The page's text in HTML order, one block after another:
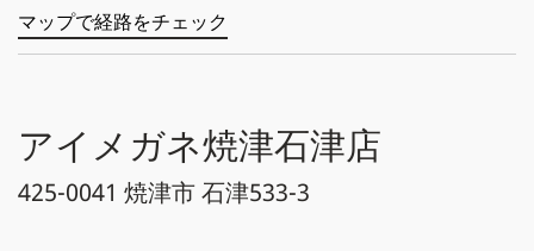
マップで経路をチェック
アイメガネ焼津石津店
425-0041 焼津市 石津533-3